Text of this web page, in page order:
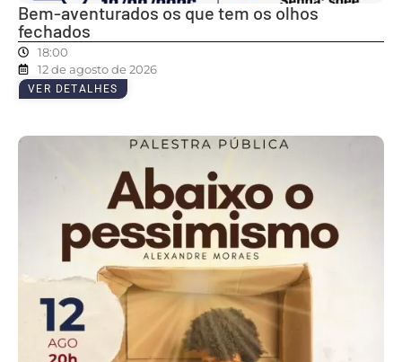
Bem-aventurados os que tem os olhos
fechados
18:00
12 de agosto de 2026
VER DETALHES